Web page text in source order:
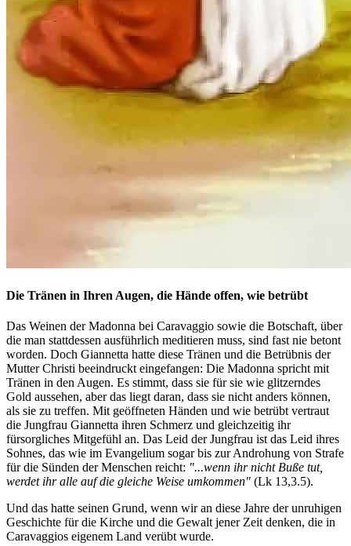
Die Tränen in Ihren Augen, die Hände offen, wie betrübt
Das Weinen der Madonna bei Caravaggio sowie die Botschaft, über
die man stattdessen ausführlich meditieren muss, sind fast nie betont
worden. Doch Giannetta hatte diese Tränen und die Betrübnis der
Mutter Christi beeindruckt eingefangen: Die Madonna spricht mit
Tränen in den Augen. Es stimmt, dass sie für sie wie glitzerndes
Gold aussehen, aber das liegt daran, dass sie nicht anders können,
als sie zu treffen. Mit geöffneten Händen und wie betrübt vertraut
die Jungfrau Giannetta ihren Schmerz und gleichzeitig ihr
fürsorgliches Mitgefühl an. Das Leid der Jungfrau ist das Leid ihres
Sohnes, das wie im Evangelium sogar bis zur Androhung von Strafe
für die Sünden der Menschen reicht: "...wenn ihr nicht Buße tut,
werdet ihr alle auf die gleiche Weise umkommen" (Lk 13,3.5).
Und das hatte seinen Grund, wenn wir an diese Jahre der unruhigen
Geschichte für die Kirche und die Gewalt jener Zeit denken, die in
Caravaggios eigenem Land verübt wurde.